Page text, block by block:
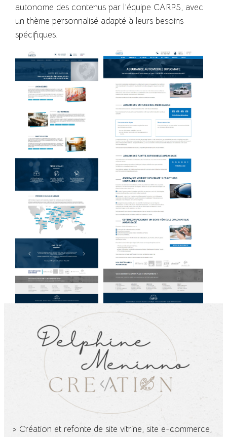
autonome des contenus par l’équipe CARPS, avec
un thème personnalisé adapté à leurs besoins
spécifiques.
> Création et refonte de site vitrine, site e-commerce,